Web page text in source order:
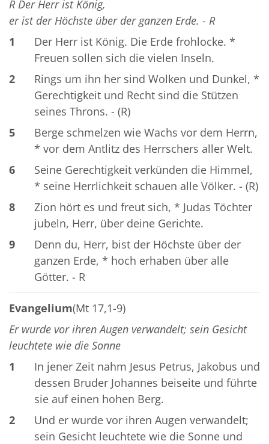
R Der Herr ist König,
er ist der Höchste über der ganzen Erde. - R
1
Der Herr ist König. Die Erde frohlocke. *
Freuen sollen sich die vielen Inseln.
2
Rings um ihn her sind Wolken und Dunkel, *
Gerechtigkeit und Recht sind die Stützen
seines Throns. - (R)
5
Berge schmelzen wie Wachs vor dem Herrn,
* vor dem Antlitz des Herrschers aller Welt.
6
Seine Gerechtigkeit verkünden die Himmel,
* seine Herrlichkeit schauen alle Völker. - (R)
8
Zion hört es und freut sich, * Judas Töchter
jubeln, Herr, über deine Gerichte.
9
Denn du, Herr, bist der Höchste über der
ganzen Erde, * hoch erhaben über alle
Götter. - R
Evangelium(Mt 17,1-9)
Er wurde vor ihren Augen verwandelt; sein Gesicht
leuchtete wie die Sonne
1
In jener Zeit nahm Jesus Petrus, Jakobus und
dessen Bruder Johannes beiseite und führte
sie auf einen hohen Berg.
2
Und er wurde vor ihren Augen verwandelt;
sein Gesicht leuchtete wie die Sonne und